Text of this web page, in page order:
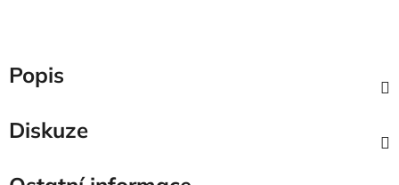
Popis
Diskuze